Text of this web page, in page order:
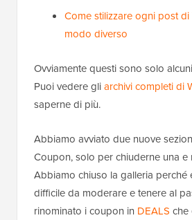
Come stilizzare ogni post
modo diverso
Ovviamente questi sono solo
Puoi vedere gliarchivi completi di
saperne di più.
Abbiamo avviato due nuove
Coupon, solo per chiuderne una e
Abbiamo chiuso la galleria perché
difficile da moderare e tenere al
rinominato i coupon in DEALS che